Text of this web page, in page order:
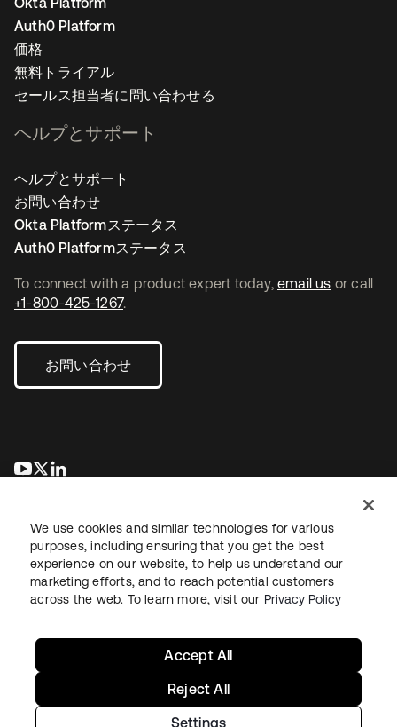
To connect with a product expert today, email us or call
+1-800-425-1267.
お問い合わせ
新しいタブで開く
新しいタブで開く
Auth0 Platform
価格
無料トライアル
セールス担当者に問い合わせる
ヘルプとサポート
ヘルプとサポート
お問い合わせ
Okta Platformステータス
Auth0 Platformステータス
法務プライバシーポリシーサイト利用規約セキュリティ
We use cookies and similar technologies for various
purposes, including ensuring that you get the best
experience on our website, to help us understand our
marketing efforts, and to reach potential customers
across the web. To learn more, visit our Privacy Policy
Settings
Reject All
Accept All